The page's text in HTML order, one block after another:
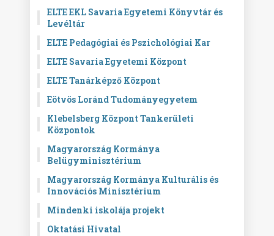
ELTE EKL Savaria Egyetemi Könyvtár és
Levéltár
ELTE Pedagógiai és Pszichológiai Kar
ELTE Savaria Egyetemi Központ
ELTE Tanárképző Központ
Eötvös Loránd Tudományegyetem
Klebelsberg Központ Tankerületi
Központok
Magyarország Kormánya
Belügyminisztérium
Magyarország Kormánya Kulturális és
Innovációs Minisztérium
Mindenki iskolája projekt
Oktatási Hivatal